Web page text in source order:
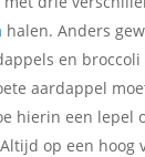
halen. Anders
en
aardappel
hierin een
op een